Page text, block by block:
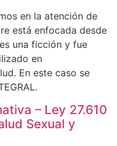
en la atención de
está enfocada desde
una ficción y fue
en
En este caso se
– Ley 27.610
Sexual y